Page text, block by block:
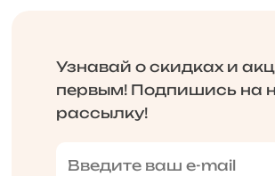
Узнавай о скидках и
первым! Подпишись на
рассылку!